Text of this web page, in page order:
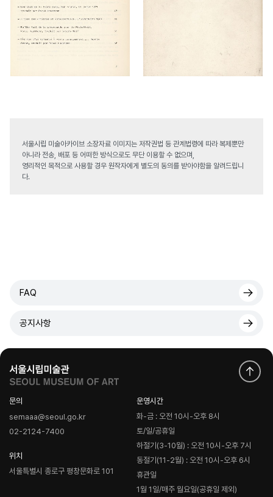
서울시립 미술아카이브 소장자료 이미지는 저작권법 등 관계법령에 따라 복제뿐만
아니라 전송, 배포 등 어떠한 방식으로도 무단 이용할 수 없으며,
영리적인 목적으로 사용할 경우 원작자에게 별도의 동의를 받아야함을 알려드립니
다.
FAQ
공지사항
문의
semaaa@seoul.go.kr
02-2124-7400
위치
서울특별시 종로구 평창문화로 101
운영시간
화-금 : 오전 10시-오후 8시
토/일/공휴일
하절기(3-10월) : 오전 10시-오후 7시
동절기(11-2월) : 오전 10시-오후 6시
휴관일
1월 1일/매주 월요일(공휴일 제외)